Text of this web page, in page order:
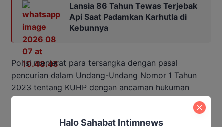
Lansia 86 Tahun Tewas Terjebak
Api Saat Padamkan Karhutla di
Kebunnya
Polisi menjerat para tersangka dengan pasal
pencurian dalam Undang-Undang Nomor 1 Tahun
2023 tentang KUHP dengan ancaman hukuman
penjara maksimal tujuh tahun.
Penulis: YusroHalo Sahabat Intimnews